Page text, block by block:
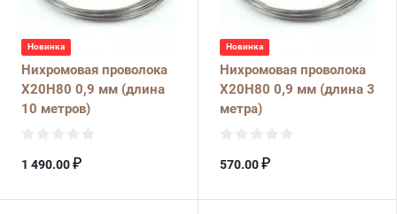
Новинка
Нихромовая проволока
Х20Н80 0,9 мм (длина
10 метров)
1 490.00₽
Новинка
Нихромовая проволока
Х20Н80 0,9 мм (длина 3
метра)
570.00₽